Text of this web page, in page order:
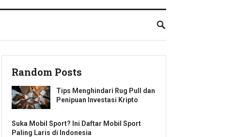
Random Posts
Tips Menghindari Rug Pull dan
Penipuan Investasi Kripto
Suka Mobil Sport? Ini Daftar Mobil Sport
Paling Laris di Indonesia